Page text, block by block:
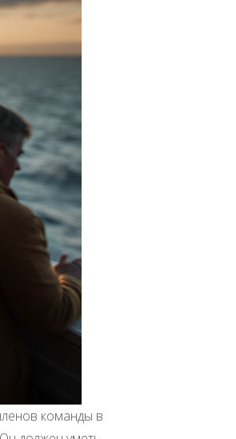
команды в